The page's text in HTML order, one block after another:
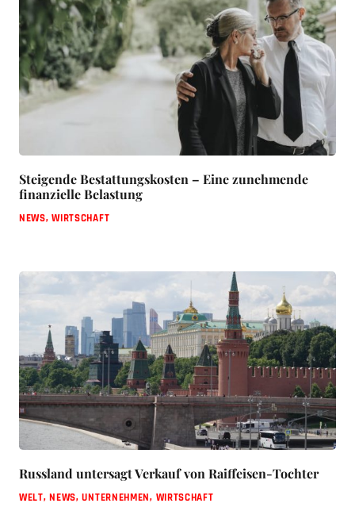
Steigende Bestattungskosten – Eine zunehmende
finanzielle Belastung
NEWS,WIRTSCHAFT
Russland untersagt Verkauf von Raiffeisen-Tochter
WELT,NEWS,UNTERNEHMEN, WIRTSCHAFT